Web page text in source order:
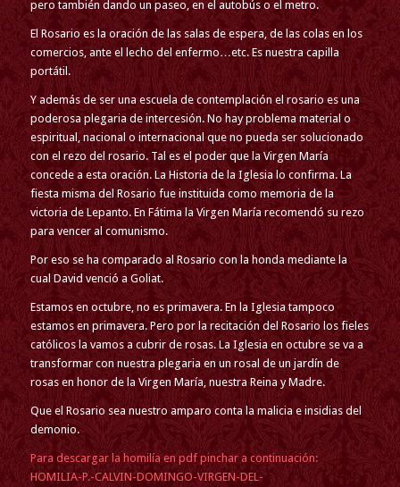
pero también dando un paseo, en el autobús o el metro.
El Rosario es la oración de las salas de espera, de las colas en los
comercios, ante el lecho del enfermo…etc. Es nuestra capilla
portátil.
Y además de ser una escuela de contemplación el rosario es una
poderosa plegaria de intercesión. No hay problema material o
espiritual, nacional o internacional que no pueda ser solucionado
con el rezo del rosario. Tal es el poder que la Virgen María
concede a esta oración. La Historia de la Iglesia lo confirma. La
fiesta misma del Rosario fue instituida como memoria de la
victoria de Lepanto. En Fátima la Virgen María recomendó su rezo
para vencer al comunismo.
Por eso se ha comparado al Rosario con la honda mediante la
cual David venció a Goliat.
Estamos en octubre, no es primavera. En la Iglesia tampoco
estamos en primavera. Pero por la recitación del Rosario los fieles
católicos la vamos a cubrir de rosas. La Iglesia en octubre se va a
transformar con nuestra plegaria en un rosal de un jardín de
rosas en honor de la Virgen María, nuestra Reina y Madre.
Que el Rosario sea nuestro amparo conta la malicia e insidias del
demonio.
Para descargar la homilía en pdf pinchar a continuación:
HOMILIA-P.-CALVIN-DOMINGO-VIRGEN-DEL-